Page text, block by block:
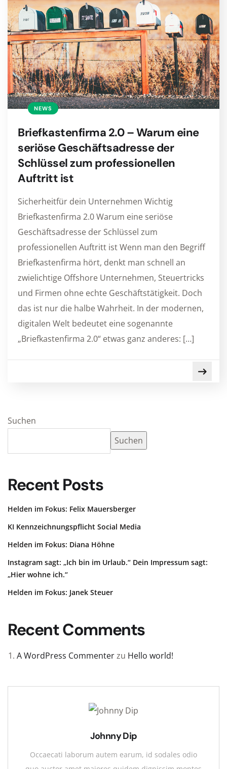
NEWS
Briefkastenfirma 2.0 – Warum eine
seriöse Geschäftsadresse der
Schlüssel zum professionellen
Auftritt ist
Sicherheitfür dein Unternehmen Wichtig
Briefkastenfirma 2.0 Warum eine seriöse
Geschäftsadresse der Schlüssel zum
professionellen Auftritt ist Wenn man den Begriff
Briefkastenfirma hört, denkt man schnell an
zwielichtige Offshore Unternehmen, Steuertricks
und Firmen ohne echte Geschäftstätigkeit. Doch
das ist nur die halbe Wahrheit. In der modernen,
digitalen Welt bedeutet eine sogenannte
„Briefkastenfirma 2.0“ etwas ganz anderes: […]
Suchen
Suchen
Recent Posts
Helden im Fokus: Felix Mauersberger
KI Kennzeichnungspflicht Social Media
Helden im Fokus: Diana Höhne
Instagram sagt: „Ich bin im Urlaub.“ Dein Impressum sagt:
„Hier wohne ich.“
Helden im Fokus: Janek Steuer
Recent Comments
A WordPress Commenterzu Hello world!
Johnny Dip
Occaecati laborum autem earum, id sodales odio